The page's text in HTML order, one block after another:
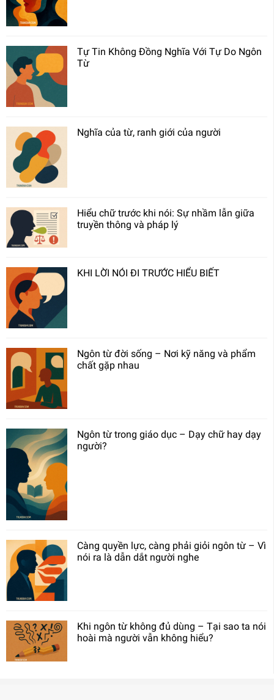
Tự Tin Không Đồng Nghĩa Với Tự Do Ngôn
Từ
Nghĩa của từ, ranh giới của người
Hiểu chữ trước khi nói: Sự nhầm lẫn giữa
truyền thông và pháp lý
KHI LỜI NÓI ĐI TRƯỚC HIỂU BIẾT
Ngôn từ đời sống – Nơi kỹ năng và phẩm
chất gặp nhau
Ngôn từ trong giáo dục – Dạy chữ hay dạy
người?
Càng quyền lực, càng phải giỏi ngôn từ – Vì
nói ra là dẫn dắt người nghe
Khi ngôn từ không đủ dùng – Tại sao ta nói
hoài mà người vẫn không hiểu?